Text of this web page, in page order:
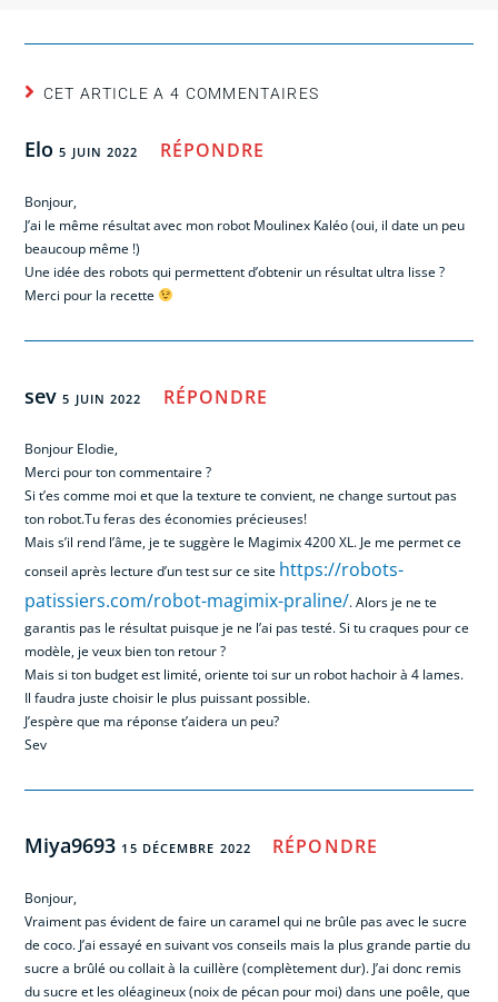
CET ARTICLE A 4 COMMENTAIRES
Elo5 JUIN 2022 RÉPONDRE
Bonjour,
J’ai le même résultat avec mon robot Moulinex Kaléo (oui, il date un peu
beaucoup même !)
Une idée des robots qui permettent d’obtenir un résultat ultra lisse ?
Merci pour la recette
sev5 JUIN 2022 RÉPONDRE
Bonjour Elodie,
Merci pour ton commentaire ?
Si t’es comme moi et que la texture te convient, ne change surtout pas
ton robot.Tu feras des économies précieuses!
Mais s’il rend l’âme, je te suggère le Magimix 4200 XL. Je me permet ce
conseil après lecture d’un test sur ce site https://robots-
patissiers.com/robot-magimix-praline/. Alors je ne te
garantis pas le résultat puisque je ne l’ai pas testé. Si tu craques pour ce
modèle, je veux bien ton retour ?
Mais si ton budget est limité, oriente toi sur un robot hachoir à 4 lames.
Il faudra juste choisir le plus puissant possible.
J’espère que ma réponse t’aidera un peu?
Sev
Miya9693 15 DÉCEMBRE 2022 RÉPONDRE
Bonjour,
Vraiment pas évident de faire un caramel qui ne brûle pas avec le sucre
de coco. J’ai essayé en suivant vos conseils mais la plus grande partie du
sucre a brûlé ou collait à la cuillère (complètement dur). J’ai donc remis
du sucre et les oléagineux (noix de pécan pour moi) dans une poêle, que